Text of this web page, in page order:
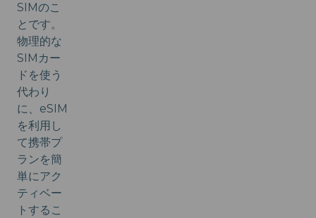
SIMのこ
とです。
物理的な
SIMカー
ドを使う
代わり
に、eSIM
を利用し
て携帯プ
ランを簡
単にアク
ティベー
トするこ